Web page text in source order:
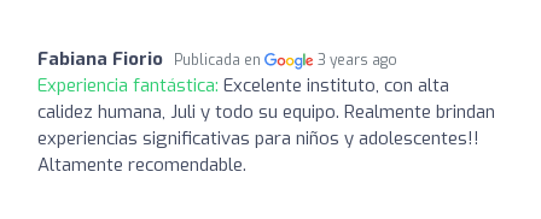
Fabiana Fiorio Publicada en 3 years ago
Experiencia fantástica: Excelente instituto, con alta
calidez humana, Juli y todo su equipo. Realmente brindan
experiencias significativas para niños y adolescentes!!
Altamente recomendable.